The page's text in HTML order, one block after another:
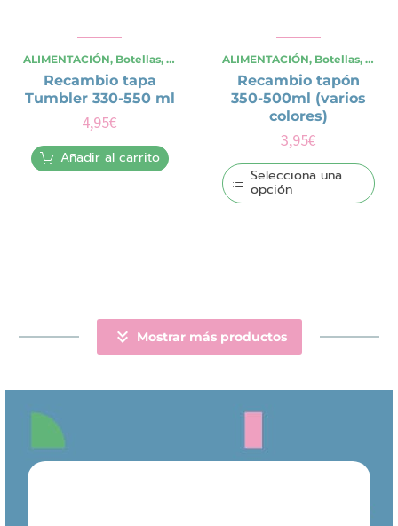
ALIMENTACIÓN, Botellas, OCASIONES ESPECIALES,Verano,Viajes
Recambio tapa
Tumbler 330-550 ml
4,95€
Añadir al carrito
ALIMENTACIÓN, Botellas,
Recambio tapón
350-500ml (varios
colores)
3,95€
Selecciona una
opción
Este
pueden
elegir
en
de
 Mostrar más productos